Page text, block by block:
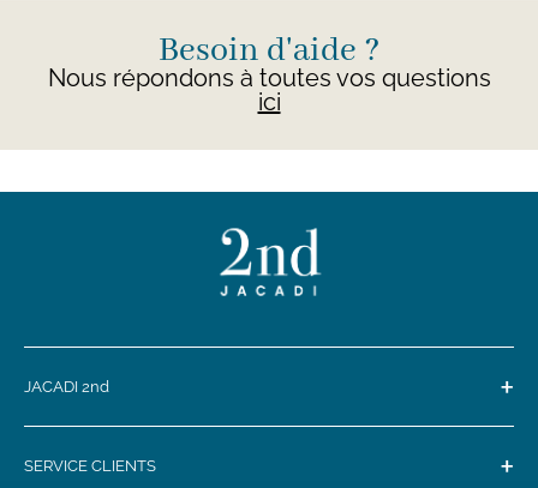
Besoin d'aide ?
Nous répondons à toutes vos questions
ici
JACADI 2nd +
SERVICE CLIENTS +